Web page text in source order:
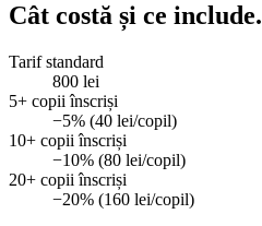
Cât costă și ce include.
Tarif standard
800 lei
5+ copii înscriși
−5% (40 lei/copil)
10+ copii înscriși
−10% (80 lei/copil)
20+ copii înscriși
−20% (160 lei/copil)